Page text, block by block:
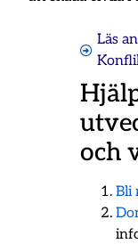
Läs
och
Bli